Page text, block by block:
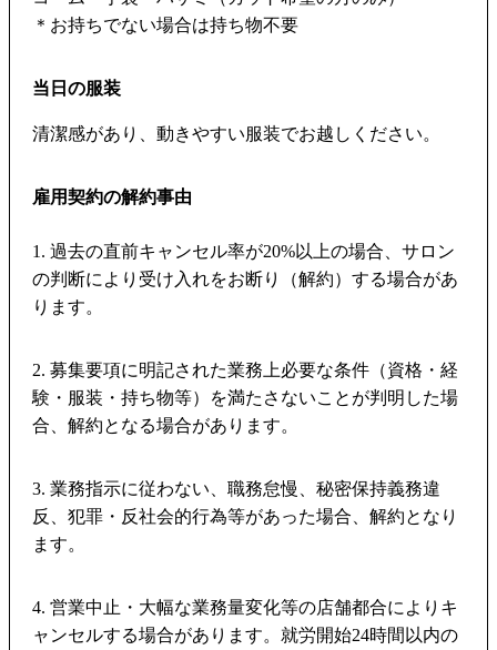
＊お持ちでない場合は持ち物不要
当日の服装
清潔感があり、動きやすい服装でお越しください。
雇用契約の解約事由
1. 過去の直前キャンセル率が20%以上の場合、サロン
の判断により受け入れをお断り（解約）する場合があ
ります。
2. 募集要項に明記された業務上必要な条件（資格・経
験・服装・持ち物等）を満たさないことが判明した場
合、解約となる場合があります。
3. 業務指示に従わない、職務怠慢、秘密保持義務違
反、犯罪・反社会的行為等があった場合、解約となり
ます。
4. 営業中止・大幅な業務量変化等の店舗都合によりキ
ャンセルする場合があります。就労開始24時間以内の